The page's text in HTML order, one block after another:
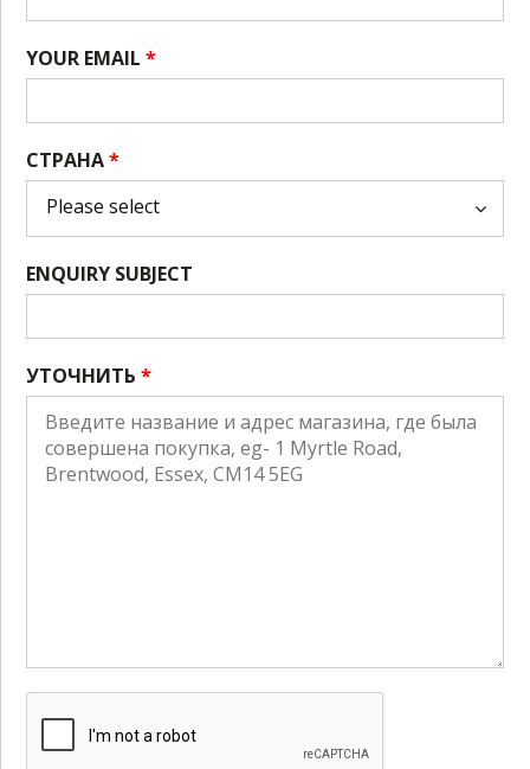
YOUR EMAIL*
СТРАНА*
ENQUIRY SUBJECT
УТОЧНИТЬ*